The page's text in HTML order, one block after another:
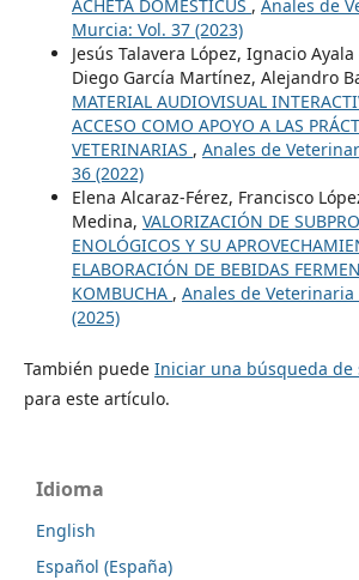
ACHETA DOMESTICUS , Anales de
Murcia: Vol. 37 (2023)
Jesús Talavera López, Ignacio
Diego García Martínez, Alejandro
MATERIAL AUDIOVISUAL
ACCESO COMO APOYO A LAS
VETERINARIAS , Anales de
36 (2022)
Elena Alcaraz-Férez, Francisco
Medina, VALORIZACIÓN DE
ENOLÓGICOS Y SU
ELABORACIÓN DE BEBIDAS
KOMBUCHA , Anales de
(2025)
También puede Iniciar una búsqueda de
para este artículo.
Idioma
English
Español (España)